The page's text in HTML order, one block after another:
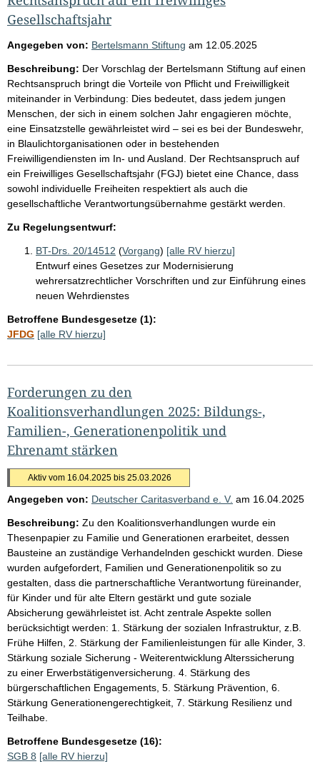
Gesellschaftsjahr
Angegeben von: Bertelsmann Stiftung am 12.05.2025
Beschreibung: Der Vorschlag der Bertelsmann Stiftung auf einen
Rechtsanspruch bringt die Vorteile von Pflicht und Freiwilligkeit
miteinander in Verbindung: Dies bedeutet, dass jedem jungen
Menschen, der sich in einem solchen Jahr engagieren möchte,
eine Einsatzstelle gewährleistet wird – sei es bei der Bundeswehr,
in Blaulichtorganisationen oder in bestehenden
Freiwilligendiensten im In- und Ausland. Der Rechtsanspruch auf
ein Freiwilliges Gesellschaftsjahr (FGJ) bietet eine Chance, dass
sowohl individuelle Freiheiten respektiert als auch die
gesellschaftliche Verantwortungsübernahme gestärkt werden.
Zu Regelungsentwurf:
BT-Drs. 20/14512 (Vorgang) [alle RV hierzu]
Entwurf eines Gesetzes zur Modernisierung
wehrersatzrechtlicher Vorschriften und zur Einführung eines
neuen Wehrdienstes
Betroffene Bundesgesetze (1):
JFDG [alle RV hierzu]
Forderungen zu den
Koalitionsverhandlungen 2025: Bildungs-,
Familien-, Generationenpolitik und
Ehrenamt stärken
Aktiv vom 16.04.2025 bis 25.03.2026
Angegeben von: Deutscher Caritasverband e. V. am 16.04.2025
Beschreibung: Zu den Koalitionsverhandlungen wurde ein
Thesenpapier zu Familie und Generationen erarbeitet, dessen
Bausteine an zuständige Verhandelnden geschickt wurden. Diese
wurden aufgefordert, Familien und Generationenpolitik so zu
gestalten, dass die partnerschaftliche Verantwortung füreinander,
für Kinder und für alte Eltern gestärkt und gute soziale
Absicherung gewährleistet ist. Acht zentrale Aspekte sollen
berücksichtigt werden: 1. Stärkung der sozialen Infrastruktur, z.B.
Frühe Hilfen, 2. Stärkung der Familienleistungen für alle Kinder, 3.
Stärkung soziale Sicherung - Weiterentwicklung Alterssicherung
zu einer Erwerbstätigenversicherung. 4. Stärkung des
bürgerschaftlichen Engagements, 5. Stärkung Prävention, 6.
Stärkung Generationengerechtigkeit, 7. Stärkung Resilienz und
Teilhabe.
Betroffene Bundesgesetze (16):
SGB 8 [alle RV hierzu]